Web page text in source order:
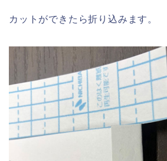
カットができたら折り込みます。